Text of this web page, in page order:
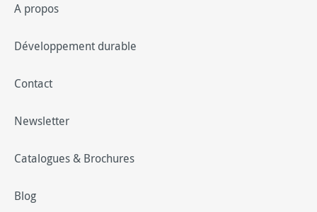
A propos
Développement durable
Contact
Newsletter
Catalogues & Brochures
Blog